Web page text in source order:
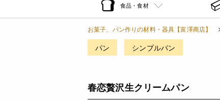
食品・食材
お菓子、パン作りの材料・器具【富澤商店】
パン シンプルパン
春恋贅沢生クリームパン